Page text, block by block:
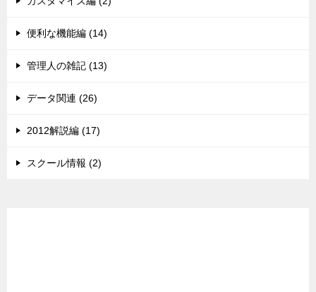
便利な機能編 (14)
管理人の雑記 (13)
データ関連 (26)
2012解説編 (17)
スクール情報 (2)